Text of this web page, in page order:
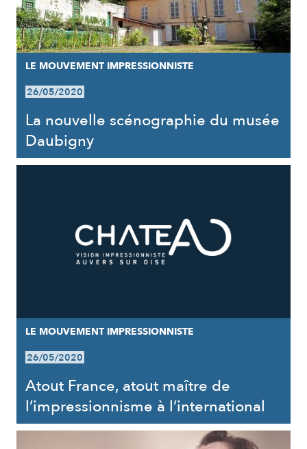
LE MOUVEMENT IMPRESSIONNISTE
26/05/2020
La nouvelle scénographie du musée
Daubigny
LE MOUVEMENT IMPRESSIONNISTE
26/05/2020
Atout France, atout maître de
l’impressionnisme à l’international